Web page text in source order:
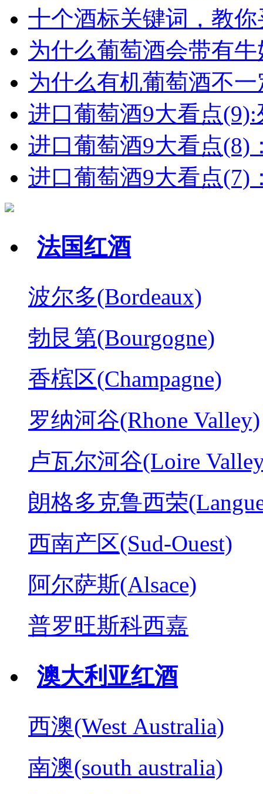
十个酒标关键词，教
为什么葡萄酒会带有
为什么有机葡萄酒不
进口葡萄酒9大看点(9):
进口葡萄酒9大看点(8)
进口葡萄酒9大看点(7)
法国红酒
波尔多(Bordeaux)
勃艮第(Bourgogne)
香槟区(Champagne)
罗纳河谷(Rhone Valley)
卢瓦尔河谷(Loire
朗格多克鲁西荣
西南产区(Sud-Ouest)
阿尔萨斯(Alsace)
普罗旺斯科西嘉
澳大利亚红酒
西澳(West Australia)
南澳(south australia)